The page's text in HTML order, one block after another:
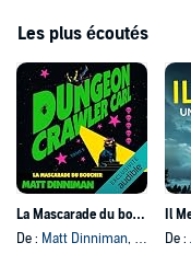
Les plus écoutés
La Mascarade du boucher
De : Matt Dinniman, et autres
De :